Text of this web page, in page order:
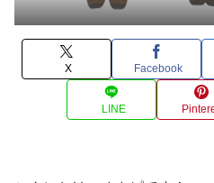
X Facebook
LINE